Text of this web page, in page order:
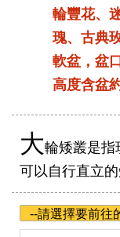
輪豐花、
瑰、古典
軟盆，盆
高度含盆
大輪矮叢是指
可以自行直立的